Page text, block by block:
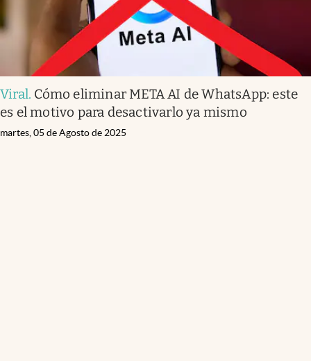
Viral. Cómo eliminar META AI de WhatsApp: este
es el motivo para desactivarlo ya mismo
martes, 05 de Agosto de 2025